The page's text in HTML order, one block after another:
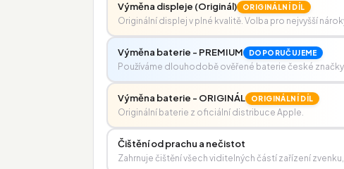
Výměna displeje (Originál) ORIGINÁLNÍ DÍL
Originální displej v plné kvalitě. Volba pro nejvyšší
Výměna baterie - PREMIUM DOPORUČUJEME
Používáme dlouhodobě ověřené baterie české značky
Výměna baterie - ORIGINÁL ORIGINÁLNÍ DÍL
Originální baterie z oficiální distribuce Apple.
Čištění od prachu a nečistot
Zahrnuje čištění všech viditelných částí zařízení